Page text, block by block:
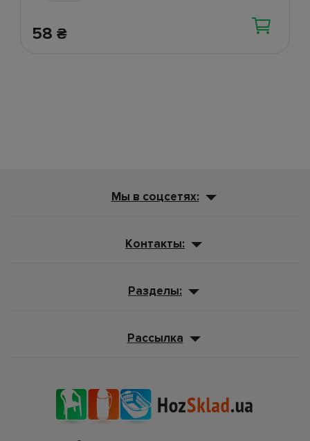
58 ₴
Мы в соцсетях:
Контакты:
Разделы:
Рассылка